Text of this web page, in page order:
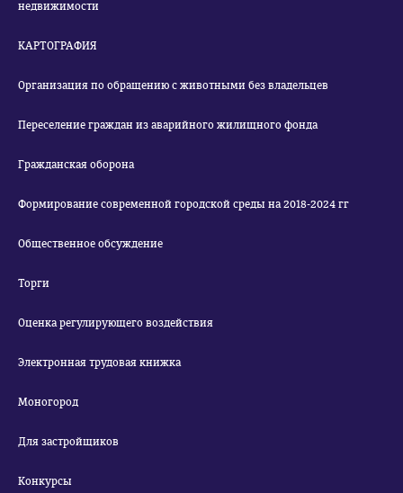
недвижимости
КАРТОГРАФИЯ
Организация по обращению с животными без владельцев
Переселение граждан из аварийного жилищного фонда
Гражданская оборона
Формирование современной городской среды на 2018-2024 гг
Общественное обсуждение
Торги
Оценка регулирующего воздействия
Электронная трудовая книжка
Моногород
Для застройщиков
Конкурсы